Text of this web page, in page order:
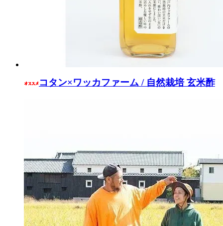
コタン×ワッカファーム / 自然栽培 玄米酢